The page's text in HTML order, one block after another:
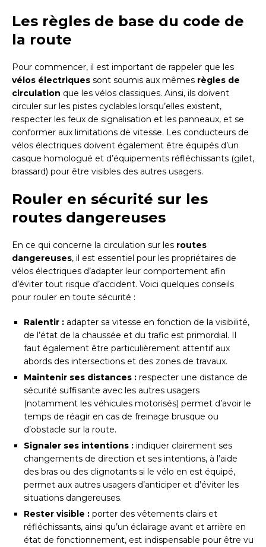
Les règles de base du code de
la route
Pour commencer, il est important de rappeler que les
vélos électriques sont soumis aux mêmes règles de
circulation que les vélos classiques. Ainsi, ils doivent
circuler sur les pistes cyclables lorsqu’elles existent,
respecter les feux de signalisation et les panneaux, et se
conformer aux limitations de vitesse. Les conducteurs de
vélos électriques doivent également être équipés d’un
casque homologué et d’équipements réfléchissants (gilet,
brassard) pour être visibles des autres usagers.
Rouler en sécurité sur les
routes dangereuses
En ce qui concerne la circulation sur les routes
dangereuses, il est essentiel pour les propriétaires de
vélos électriques d’adapter leur comportement afin
d’éviter tout risque d’accident. Voici quelques conseils
pour rouler en toute sécurité :
Ralentir : adapter sa vitesse en fonction de la visibilité,
de l’état de la chaussée et du trafic est primordial. Il
faut également être particulièrement attentif aux
abords des intersections et des zones de travaux.
Maintenir ses distances : respecter une distance de
sécurité suffisante avec les autres usagers
(notamment les véhicules motorisés) permet d’avoir le
temps de réagir en cas de freinage brusque ou
d’obstacle sur la route.
Signaler ses intentions : indiquer clairement ses
changements de direction et ses intentions, à l’aide
des bras ou des clignotants si le vélo en est équipé,
permet aux autres usagers d’anticiper et d’éviter les
situations dangereuses.
Rester visible : porter des vêtements clairs et
réfléchissants, ainsi qu’un éclairage avant et arrière en
état de fonctionnement, est indispensable pour être vu